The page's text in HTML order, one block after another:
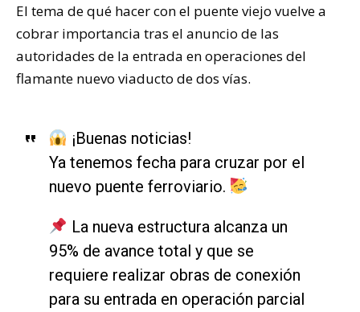
El tema de qué hacer con el puente viejo vuelve a
cobrar importancia tras el anuncio de las
autoridades de la entrada en operaciones del
flamante nuevo viaducto de dos vías.
¡Buenas noticias!
Ya tenemos fecha para cruzar por el
nuevo puente ferroviario.
La nueva estructura alcanza un
95% de avance total y que se
requiere realizar obras de conexión
para su entrada en operación parcial